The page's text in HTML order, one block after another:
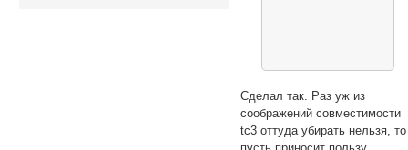
Сделал так. Раз уж из
соображений совместимости
tc3 оттуда убирать нельзя, то